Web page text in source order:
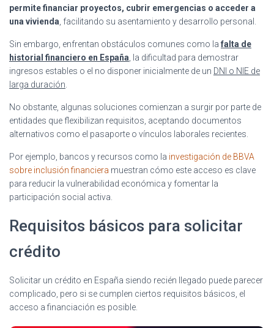
permite financiar proyectos, cubrir emergencias o acceder a
una vivienda , facilitando su asentamiento y desarrollo personal.
Sin embargo, enfrentan obstáculos comunes como la falta de
historial financiero en España , la dificultad para demostrar
ingresos estables o el no disponer inicialmente de un DNI o NIE de
larga duración
No obstante, algunas soluciones comienzan a surgir por parte de
entidades que flexibilizan requisitos, aceptando documentos
alternativos como el pasaporte o vínculos laborales recientes.
Por ejemplo, bancos y recursos como la investigación de BBVA
sobre inclusión financiera muestran cómo este acceso es clave
para reducir la vulnerabilidad económica y fomentar la
participación social activa.
Requisitos básicos para solicitar
crédito
Solicitar un crédito en España siendo recién llegado puede parecer
complicado, pero si se cumplen ciertos requisitos básicos, el
acceso a financiación es posible.